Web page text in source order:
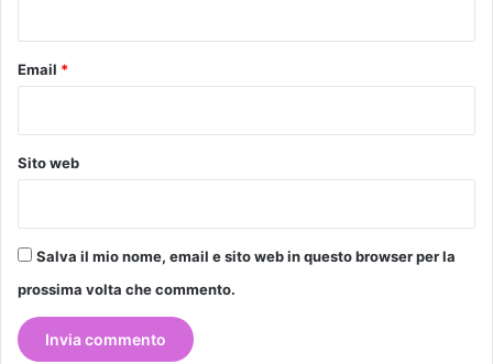
Email *
Sito web
Salva il mio nome, email e sito web in questo browser per la
prossima volta che commento.